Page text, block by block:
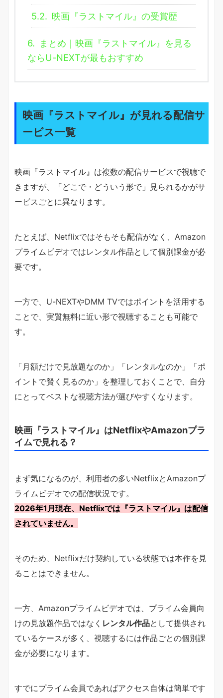
5.2. 映画『ラストマイル』の受賞歴
6.
まとめ｜映画『ラストマイル』を見る
ならU-NEXTが最もおすすめ
映画『ラストマイル』が見れる配信サ
ービス一覧
映画『ラストマイル』は複数の配信サービスで視聴で
きますが、「どこで・どういう形で」見られるかがサ
ービスごとに異なります。
たとえば、Netflixではそもそも配信がなく、Amazon
プライムビデオではレンタル作品として個別課金が必
要です。
一方で、U-NEXTやDMM TVではポイントを活用する
ことで、実質無料に近い形で視聴することも可能で
す。
「月額だけで見放題なのか」「レンタルなのか」「ポ
イントで賢く見るのか」を整理しておくことで、自分
にとってベストな視聴方法が選びやすくなります。
映画『ラストマイル』はNetflixやAmazonプラ
イムで見れる？
まず気になるのが、利用者の多いNetflixとAmazonプ
ライムビデオでの配信状況です。
2026年1月現在、Netflixでは『ラストマイル』は配信
されていません。
そのため、Netflixだけ契約している状態では本作を見
ることはできません。
一方、Amazonプライムビデオでは、プライム会員向
けの見放題作品ではなく レンタル作品として提供され
ているケースが多く、視聴するには作品ごとの個別課
金が必要になります。
すでにプライム会員であればアクセス自体は簡単です